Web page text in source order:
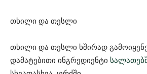
თხილი და თესლი
თხილი და თესლი ხშირად
დამატებითი ინგრედიენტი